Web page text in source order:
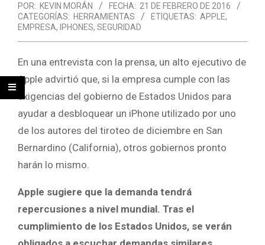
POR: KEVIN MORÁN FECHA: 21 DE FEBRERO DE 2016
CATEGORÍAS: HERRAMIENTAS ETIQUETAS: APPLE,
EMPRESA, IPHONES, SEGURIDAD
En una entrevista con la prensa, un alto ejecutivo de
Apple advirtió que, si la empresa cumple con las
exigencias del gobierno de Estados Unidos para
ayudar a desbloquear un iPhone utilizado por uno
de los autores del tiroteo de diciembre en San
Bernardino (California), otros gobiernos pronto
harán lo mismo.
Apple sugiere que la demanda tendrá
repercusiones a nivel mundial. Tras el
cumplimiento de los Estados Unidos, se verán